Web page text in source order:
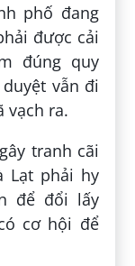
phố đang
được cải
đúng quy
vẫn đi
vạch ra.
tranh cãi
Lạt phải hy
để đổi lấy
cơ hội để